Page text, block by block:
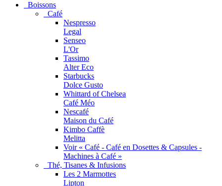
Boissons
Café
Nespresso
Legal
Senseo
L'Or
Tassimo
Alter Eco
Starbucks
Dolce Gusto
Whittard of Chelsea
Café Méo
Nescafé
Maison du Café
Kimbo Caffè
Melitta
Voir « Café - Café en Dosettes & Capsules -
Machines à Café »
Thé, Tisanes & Infusions
Les 2 Marmottes
Lipton